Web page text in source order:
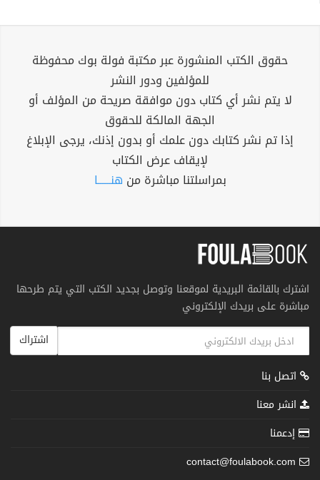
حقوق الكتب المنشورة عبر مكتبة فولة بوك محفوظة
للمؤلفين ودور النشر
لا يتم نشر أي كتاب دون موافقة صريحة من المؤلف أو
الجهة المالكة للحقوق
إذا تم نشر كتابك دون علمك أو بدون إذنك، يرجى الإبلاغ
لإيقاف عرض الكتاب
بمراسلتنا مباشرة من هنــــــا
اشترك بالقائمة البريدية لموقعنا وتوصل بجديد الكتب التي يتم طرحها
مباشرة على بريدك الإلكتروني
اشتراك
اتصل بنا
انشر معنا
إدعمنا
contact@foulabook.com